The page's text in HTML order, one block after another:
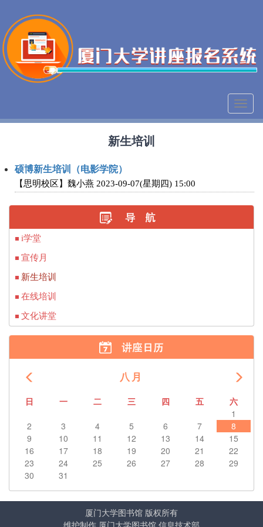
新生培训
硕博新生培训（电影学院）
【思明校区】魏小燕 2023-09-07(星期四) 15:00
i学堂
宣传月
新生培训
在线培训
文化讲堂
八月
日 一 二 三 四 五
六
1
2
3 4 5 6 7
8
9
10 11 12 13 14
15
16
17 18 19 20 21
22
23
24 25 26 27 28
29
30
31
厦门大学图书馆 版权所有